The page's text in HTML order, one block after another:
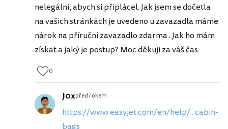
nelegální, abych si připlácel. Jak jsem se dočetla
na vašich stránkách je uvedeno u zavazadla máme
nárok na příruční zavazadlo zdarma . Jak ho mám
získat a jaký je postup? Moc děkuji za váš čas
0
J0xpřed rokem
https://www.easyjet.com/en/help/...cabin-